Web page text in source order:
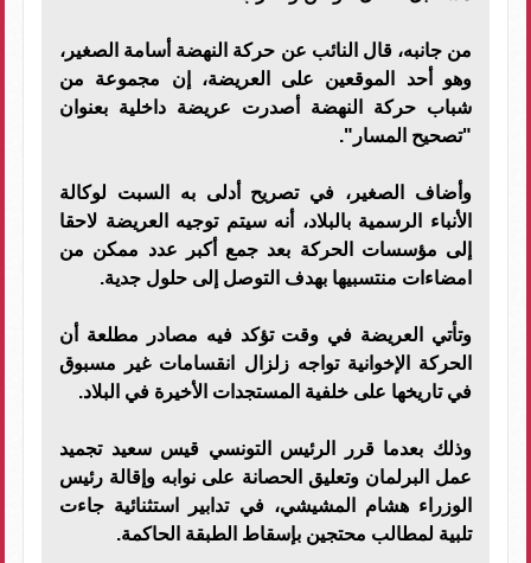
من جانبه، قال النائب عن حركة النهضة أسامة الصغير،
وهو أحد الموقعين على العريضة، إن مجموعة من
شباب حركة النهضة أصدرت عريضة داخلية بعنوان
"تصحيح المسار".
وأضاف الصغير، في تصريح أدلى به السبت لوكالة
الأنباء الرسمية بالبلاد، أنه سيتم توجيه العريضة لاحقا
إلى مؤسسات الحركة بعد جمع أكبر عدد ممكن من
امضاءات منتسبيها بهدف التوصل إلى حلول جدية.
وتأتي العريضة في وقت تؤكد فيه مصادر مطلعة أن
الحركة الإخوانية تواجه زلزال انقسامات غير مسبوق
في تاريخها على خلفية المستجدات الأخيرة في البلاد.
وذلك بعدما قرر الرئيس التونسي قيس سعيد تجميد
عمل البرلمان وتعليق الحصانة على نوابه وإقالة رئيس
الوزراء هشام المشيشي، في تدابير استثنائية جاءت
تلبية لمطالب محتجين بإسقاط الطبقة الحاكمة.